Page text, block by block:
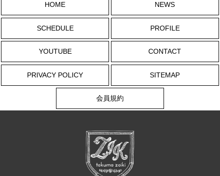
HOME NEWS
SCHEDULE PROFILE
YOUTUBE CONTACT
PRIVACY POLICY SITEMAP
会員規約